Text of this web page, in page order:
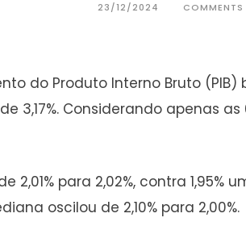
23/12/2024
do Produto Interno Bruto
3,17%. Considerando apenas
para 2,02%, contra
oscilou de 2,10% para 2,00%.